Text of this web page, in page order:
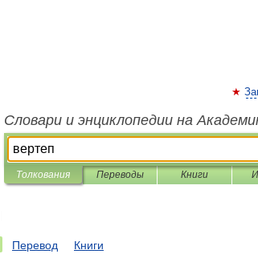
Словари и энциклопедии на
Толкования Переводы Книги
Перевод Книги